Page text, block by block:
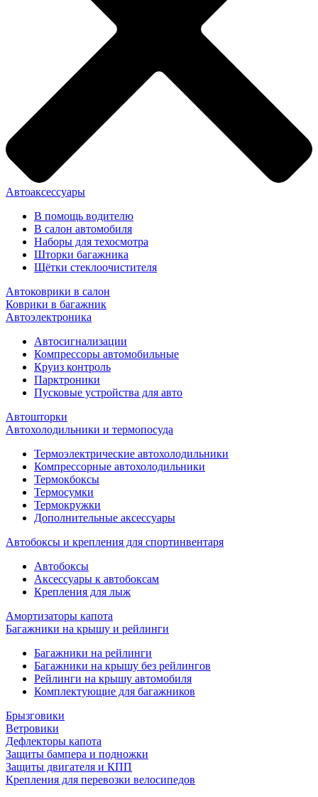
Автоаксессуары
В помощь водителю
В салон автомобиля
Наборы для техосмотра
Шторки багажника
Щётки стеклоочистителя
Автоковрики в салон
Коврики в багажник
Автоэлектроника
Автосигнализации
Компрессоры автомобильные
Круиз контроль
Парктроники
Пусковые устройства для авто
Автошторки
Автохолодильники и термопосуда
Термоэлектрические автохолодильники
Компрессорные автохолодильники
Термокбоксы
Термосумки
Термокружки
Дополнительные аксессуары
Автобоксы и крепления для спортинвентаря
Автобоксы
Аксессуары к автобоксам
Крепления для лыж
Амортизаторы капота
Багажники на крышу и рейлинги
Багажники на рейлинги
Багажники на крышу без рейлингов
Рейлинги на крышу автомобиля
Комплектующие для багажников
Брызговики
Ветровики
Дефлекторы капота
Защиты бампера и подножки
Защиты двигателя и КПП
Крепления для перевозки велосипедов